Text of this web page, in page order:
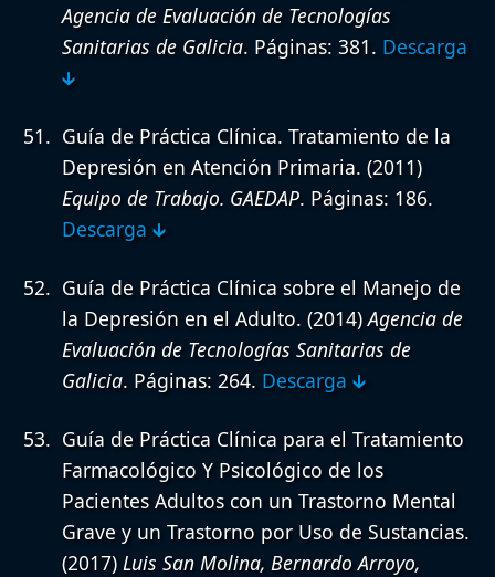
Agencia de Evaluación de Tecnologías
Sanitarias de Galicia. Páginas: 381. Descarga
🡳
Guía de Práctica Clínica. Tratamiento de la
Depresión en Atención Primaria. (2011)
Equipo de Trabajo. GAEDAP. Páginas: 186.
Descarga 🡳
Guía de Práctica Clínica sobre el Manejo de
la Depresión en el Adulto. (2014)Agencia de
Evaluación de Tecnologías Sanitarias de
Galicia. Páginas: 264. Descarga 🡳
Guía de Práctica Clínica para el Tratamiento
Farmacológico Y Psicológico de los
Pacientes Adultos con un Trastorno Mental
Grave y un Trastorno por Uso de Sustancias.
(2017) Luis San Molina, Bernardo Arroyo,